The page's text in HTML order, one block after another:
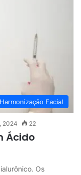
Harmonização Facial
2024 22
Ácido
Os